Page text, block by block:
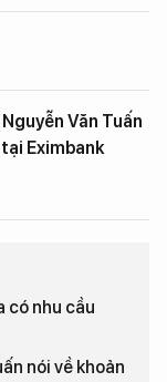
Văn Tuấn
Eximbank
có nhu cầu
nói về khoản